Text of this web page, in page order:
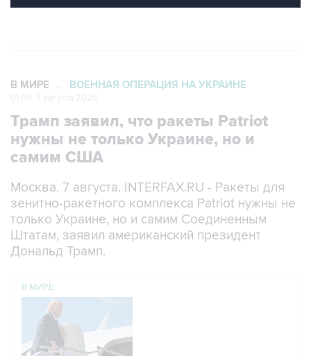
В МИРЕ ВОЕННАЯ ОПЕРАЦИЯ НА УКРАИНЕ
Трамп заявил, что ракеты Patriot
нужны не только Украине, но и
самим США
Москва. 7 августа. INTERFAX.RU - Ракеты для
зенитно-ракетного комплекса Patriot нужны не
только Украине, но и самим Соединенным
Штатам, заявил американский президент
Дональд Трамп.
В МИРЕ